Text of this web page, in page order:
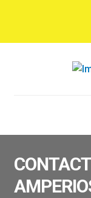
la
contenido
Empresa
Productos
Marcas